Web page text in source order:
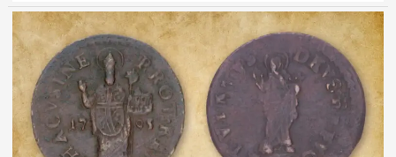
o
pojavljivanju
neizdanih
papirnih
novčanica
FNR
Jugoslavije